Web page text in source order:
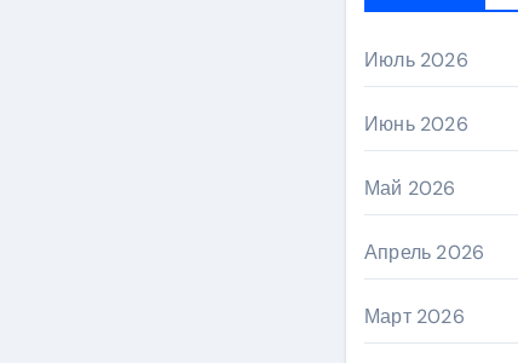
Июль 2026
Июнь 2026
Май 2026
Апрель 2026
Март 2026